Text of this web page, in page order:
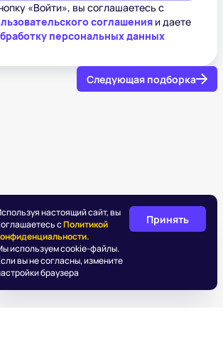
«Войти», вы соглашаетесь с
соглашения и даете
персональных данных
Следующая подборка
настоящий сайт, вы
сПолитикой
используем cookie-файлы.
вы не согласны, измените
браузера
Принять